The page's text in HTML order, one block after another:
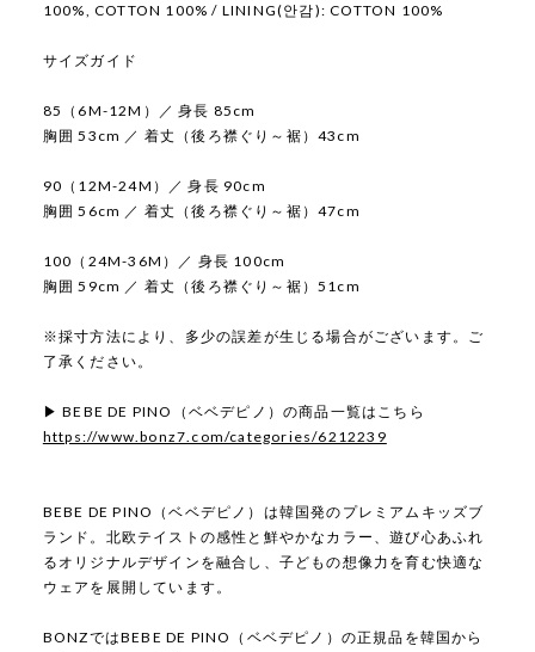
100%, COTTON 100% / LINING(안감): COTTON 100%
サイズガイド
85（6M-12M）／ 身長 85cm
胸囲 53cm ／ 着丈（後ろ襟ぐり～裾）43cm
90（12M-24M）／ 身長 90cm
胸囲 56cm ／ 着丈（後ろ襟ぐり～裾）47cm
100（24M-36M）／ 身長 100cm
胸囲 59cm ／ 着丈（後ろ襟ぐり～裾）51cm
※採寸方法により、多少の誤差が生じる場合がございます。ご
了承ください。
▶ BEBE DE PINO（ベベデピノ）の商品一覧はこちら
https://www.bonz7.com/categories/6212239
BEBE DE PINO（ベベデピノ）は韓国発のプレミアムキッズブ
ランド。北欧テイストの感性と鮮やかなカラー、遊び心あふれ
るオリジナルデザインを融合し、子どもの想像力を育む快適な
ウェアを展開しています。
BONZではBEBE DE PINO（ベベデピノ）の正規品を韓国から